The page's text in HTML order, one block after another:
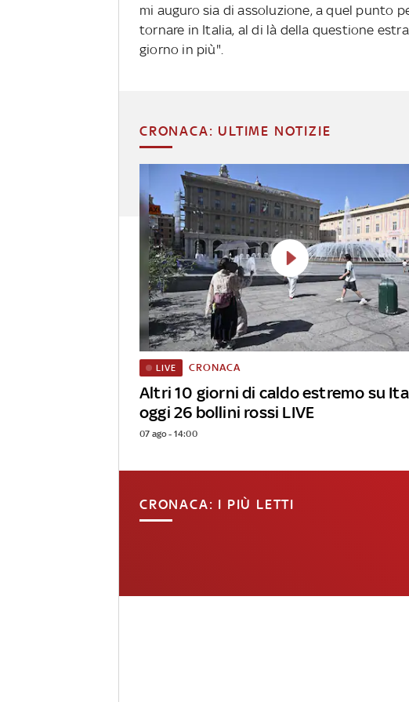
mi auguro sia di assoluzione, a quel punto
tornare in Italia, al di là della questione
giorno in più".
CRONACA: ULTIME NOTIZIE
Altri 10 giorni di caldo estremo su
oggi 26 bollini rossi LIVE
LIVE CRONACA
07 ago - 14:00
CRONACA: I PIÙ LETTI